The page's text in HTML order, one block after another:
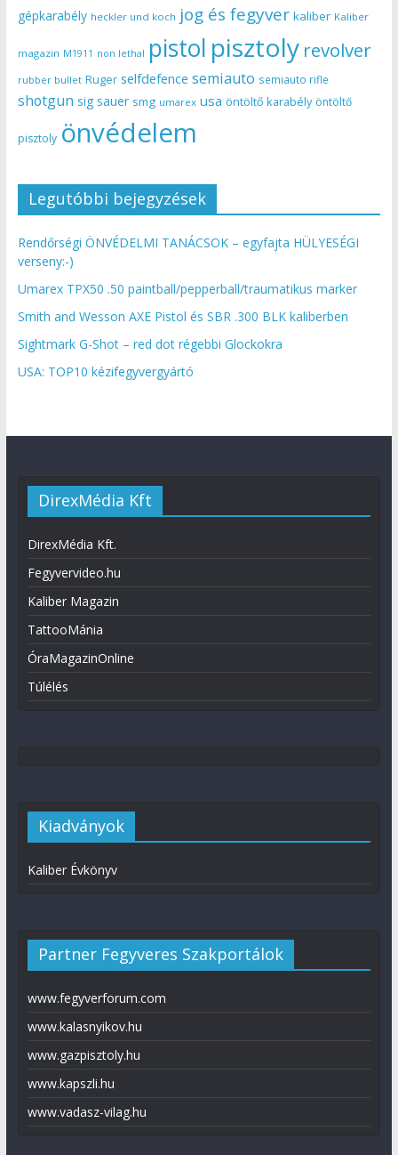
gépkarabély heckler und koch jog és fegyver kaliber Kaliber
magazin M1911 non lethal pistol pisztoly revolver
rubber bullet Ruger selfdefence semiauto semiauto rifle
shotgun sig sauer smg umarex usa öntöltő karabély öntöltő
pisztoly önvédelem
Legutóbbi bejegyzések
Rendőrségi ÖNVÉDELMI TANÁCSOK – egyfajta HÜLYESÉGI
verseny:-)
Umarex TPX50 .50 paintball/pepperball/traumatikus marker
Smith and Wesson AXE Pistol és SBR .300 BLK kaliberben
Sightmark G-Shot – red dot régebbi Glockokra
USA: TOP10 kézifegyvergyártó
DirexMédia Kft
DirexMédia Kft.
Fegyvervideo.hu
Kaliber Magazin
TattooMánia
ÓraMagazinOnline
Túlélés
Kiadványok
Kaliber Évkönyv
Partner Fegyveres Szakportálok
www.fegyverforum.com
www.kalasnyikov.hu
www.gazpisztoly.hu
www.kapszli.hu
www.vadasz-vilag.hu